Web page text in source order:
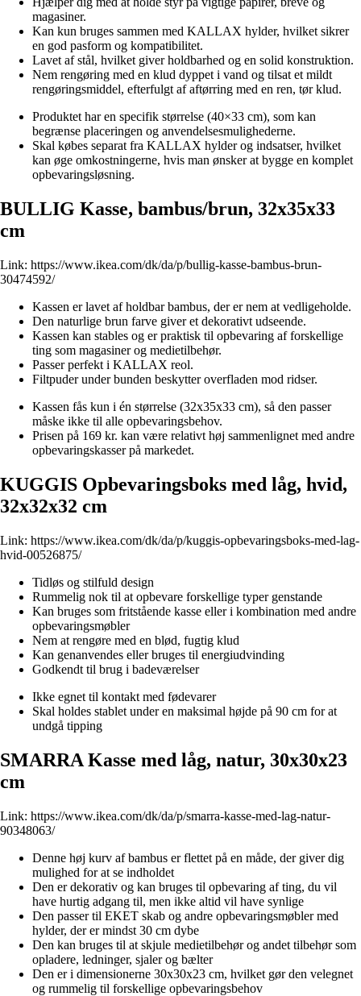
magasiner.
Kan kun bruges sammen med KALLAX hylder, hvilket sikrer
en god pasform og kompatibilitet.
Lavet af stål, hvilket giver holdbarhed og en solid konstruktion.
Nem rengøring med en klud dyppet i vand og tilsat et mildt
rengøringsmiddel, efterfulgt af aftørring med en ren, tør klud.
Produktet har en specifik størrelse (40×33 cm), som kan
begrænse placeringen og anvendelsesmulighederne.
Skal købes separat fra KALLAX hylder og indsatser, hvilket
kan øge omkostningerne, hvis man ønsker at bygge en komplet
opbevaringsløsning.
BULLIG Kasse, bambus/brun, 32x35x33
cm
Link: https://www.ikea.com/dk/da/p/bullig-kasse-bambus-brun-
30474592/
Kassen er lavet af holdbar bambus, der er nem at vedligeholde.
Den naturlige brun farve giver et dekorativt udseende.
Kassen kan stables og er praktisk til opbevaring af forskellige
ting som magasiner og medietilbehør.
Passer perfekt i KALLAX reol.
Filtpuder under bunden beskytter overfladen mod ridser.
Kassen fås kun i én størrelse (32x35x33 cm), så den passer
måske ikke til alle opbevaringsbehov.
Prisen på 169 kr. kan være relativt høj sammenlignet med andre
opbevaringskasser på markedet.
KUGGIS Opbevaringsboks med låg, hvid,
32x32x32 cm
Link: https://www.ikea.com/dk/da/p/kuggis-opbevaringsboks-med-lag-
hvid-00526875/
Tidløs og stilfuld design
Rummelig nok til at opbevare forskellige typer genstande
Kan bruges som fritstående kasse eller i kombination med andre
opbevaringsmøbler
Nem at rengøre med en blød, fugtig klud
Kan genanvendes eller bruges til energiudvinding
Godkendt til brug i badeværelser
Ikke egnet til kontakt med fødevarer
Skal holdes stablet under en maksimal højde på 90 cm for at
undgå tipping
SMARRA Kasse med låg, natur, 30x30x23
cm
Link: https://www.ikea.com/dk/da/p/smarra-kasse-med-lag-natur-
90348063/
Denne høj kurv af bambus er flettet på en måde, der giver dig
mulighed for at se indholdet
Den er dekorativ og kan bruges til opbevaring af ting, du vil
have hurtig adgang til, men ikke altid vil have synlige
Den passer til EKET skab og andre opbevaringsmøbler med
hylder, der er mindst 30 cm dybe
Den kan bruges til at skjule medietilbehør og andet tilbehør som
opladere, ledninger, sjaler og bælter
Den er i dimensionerne 30x30x23 cm, hvilket gør den velegnet
og rummelig til forskellige opbevaringsbehov